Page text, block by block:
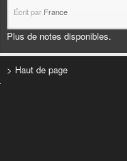
Écrit par France
Plus de notes disponibles.
> Haut de page